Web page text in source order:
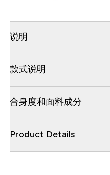
说明
款式说明
合身度和面料成分
Product Details